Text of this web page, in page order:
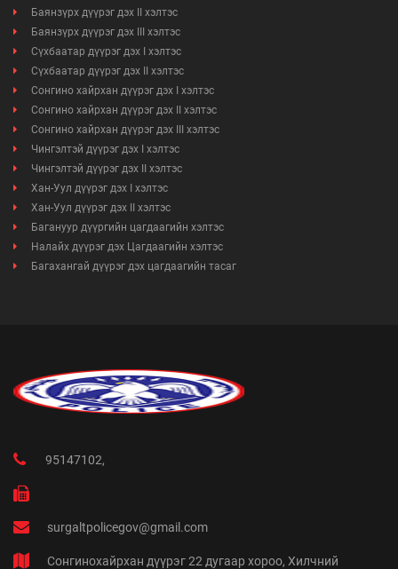
Баянзүрх дүүрэг дэх II хэлтэс
Баянзүрх дүүрэг дэх III хэлтэс
Сүхбаатар дүүрэг дэх I хэлтэс
Сүхбаатар дүүрэг дэх II хэлтэс
Сонгино хайрхан дүүрэг дэх I хэлтэс
Сонгино хайрхан дүүрэг дэх II хэлтэс
Сонгино хайрхан дүүрэг дэх III хэлтэс
Чингэлтэй дүүрэг дэх I хэлтэс
Чингэлтэй дүүрэг дэх II хэлтэс
Хан-Уул дүүрэг дэх I хэлтэс
Хан-Уул дүүрэг дэх II хэлтэс
Багануур дүүргийн цагдаагийн хэлтэс
Налайх дүүрэг дэх Цагдаагийн хэлтэс
Багахангай дүүрэг дэх цагдаагийн тасаг
95147102,
surgaltpolicegov@gmail.com
Сонгинохайрхан дүүрэг 22 дугаар хороо, Хилчний